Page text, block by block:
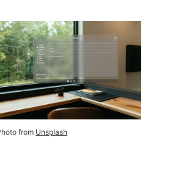
from Unsplash